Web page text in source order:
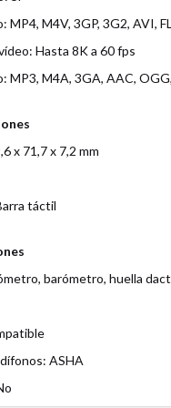
MP4, M4V, 3GP, 3G2, AVI,
Hasta 8K a 60 fps
MP3, M4A, 3GA, AAC,
x 71,7 x 7,2 mm
táctil
barómetro, huella
ASHA